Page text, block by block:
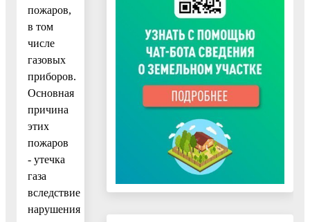
пожаров,
в том
числе
газовых
приборов.
Основная
причина
этих
пожаров
- утечка
газа
вследствие
нарушения